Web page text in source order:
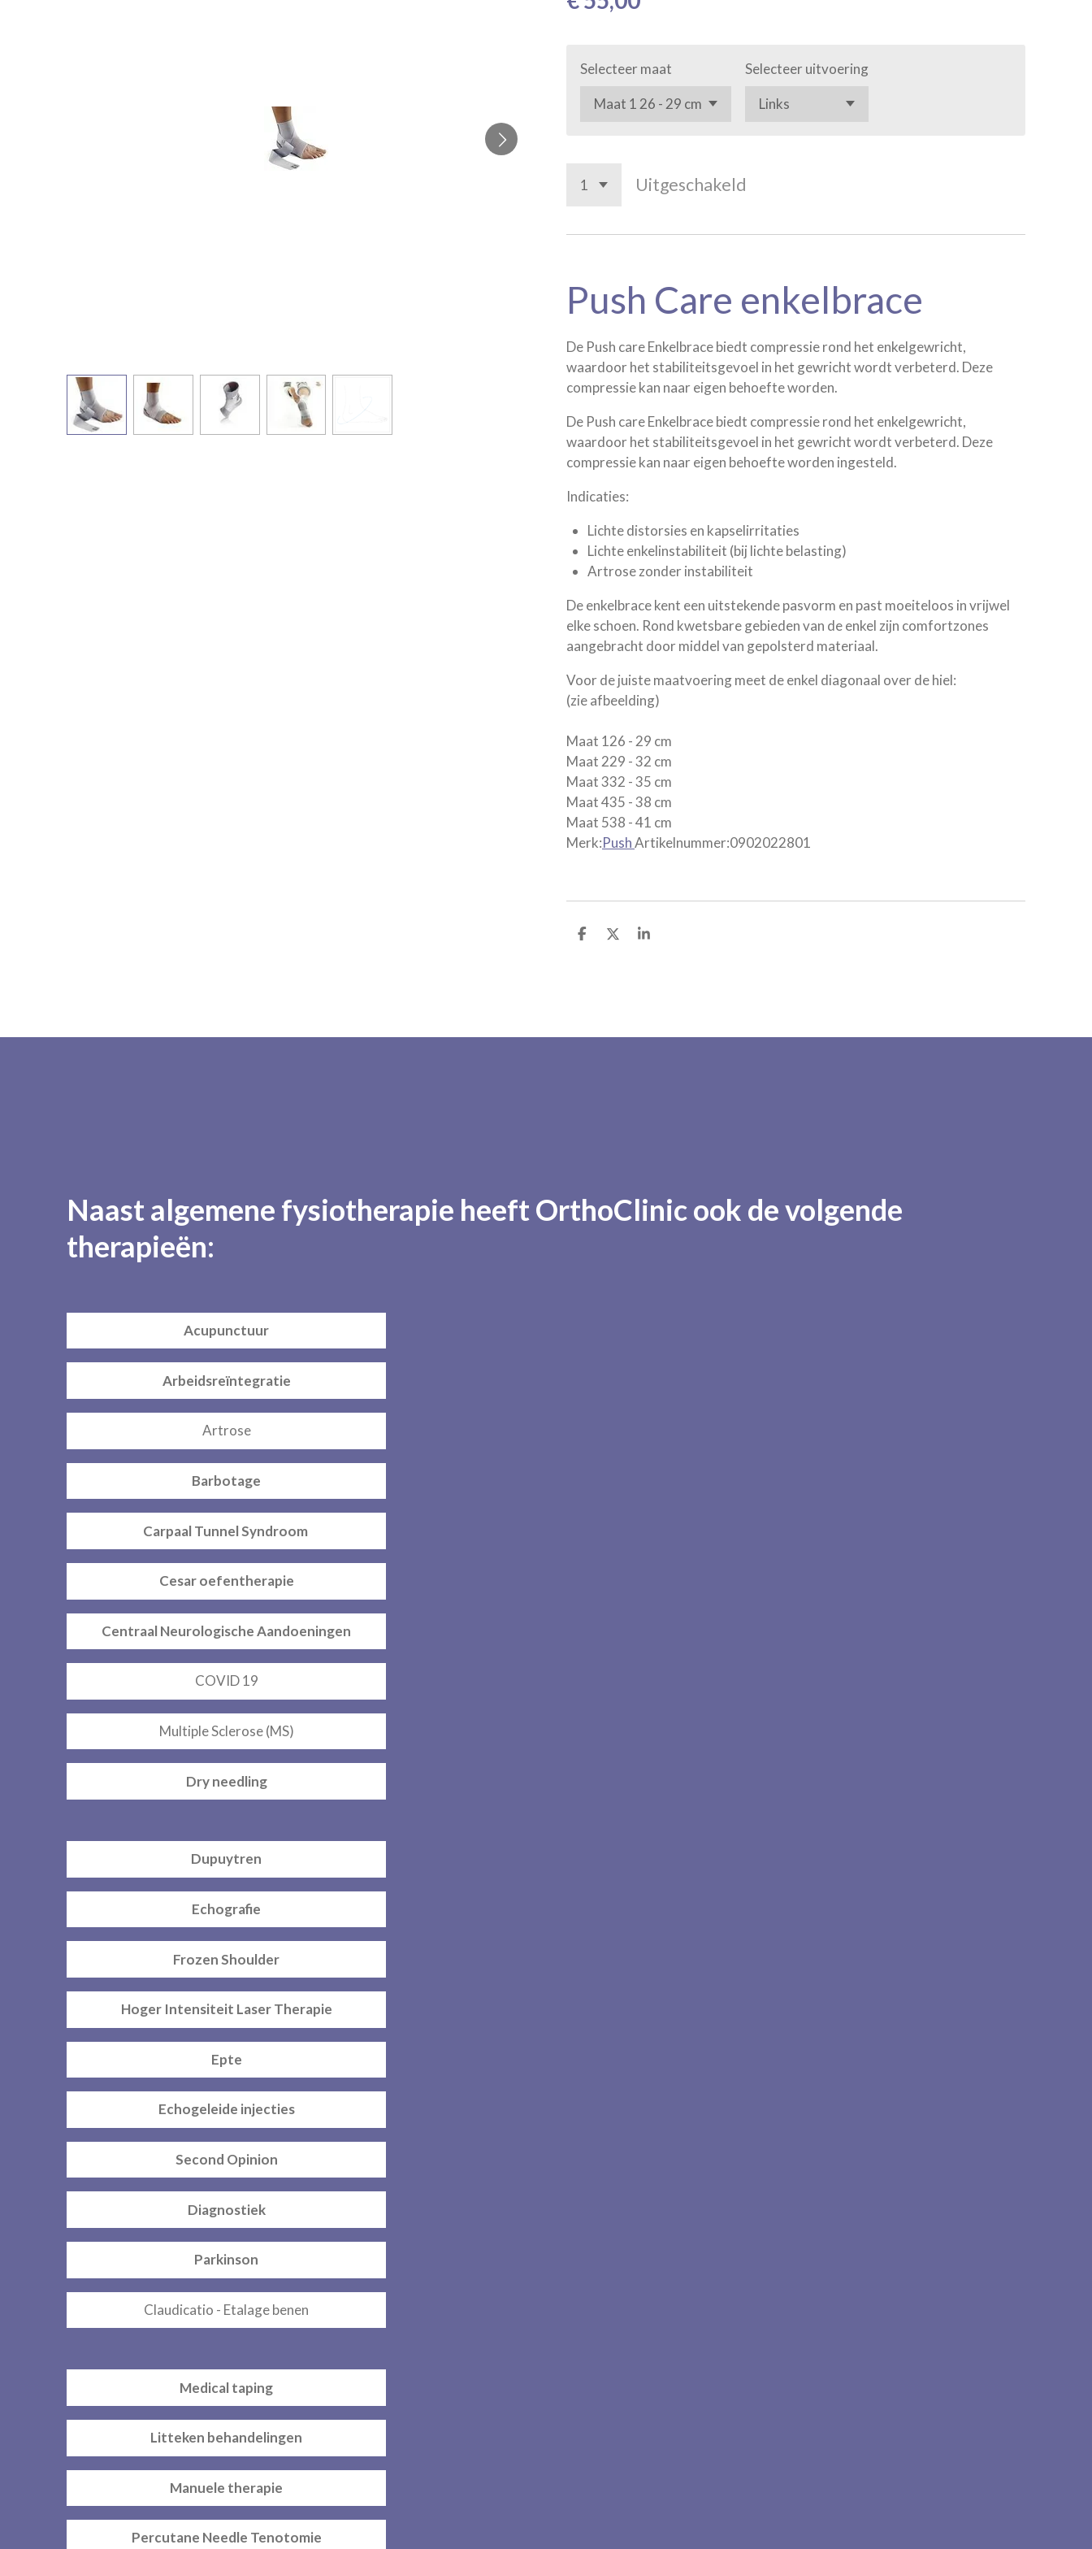
Selecteer maat Selecteer uitvoering
Uitgeschakeld
Push Care enkelbrace
De Push care Enkelbrace biedt compressie rond het enkelgewricht,
waardoor het stabiliteitsgevoel in het gewricht wordt verbeterd. Deze
compressie kan naar eigen behoefte worden.
De Push care Enkelbrace biedt compressie rond het enkelgewricht,
waardoor het stabiliteitsgevoel in het gewricht wordt verbeterd. Deze
compressie kan naar eigen behoefte worden ingesteld.
Indicaties:
Lichte distorsies en kapselirritaties
Lichte enkelinstabiliteit (bij lichte belasting)
Artrose zonder instabiliteit
De enkelbrace kent een uitstekende pasvorm en past moeiteloos in vrijwel
elke schoen. Rond kwetsbare gebieden van de enkel zijn comfortzones
aangebracht door middel van gepolsterd materiaal.
Voor de juiste maatvoering meet de enkel diagonaal over de hiel:
(zie afbeelding)
Maat 126 - 29 cm
Maat 229 - 32 cm
Maat 332 - 35 cm
Maat 435 - 38 cm
Maat 538 - 41 cm
Merk:PushArtikelnummer:0902022801
D
D
S
Naast algemene fysiotherapie heeft OrthoClinic ook de volgende
therapieën:
Acupunctuur
Arbeidsreïntegratie
Artrose
Barbotage
Carpaal Tunnel Syndroom
Cesar oefentherapie
Centraal Neurologische Aandoeningen
COVID 19
Multiple Sclerose (MS)
Dry needling
Dupuytren
Echografie
Frozen Shoulder
Hoger Intensiteit Laser Therapie
Epte
Echogeleide injecties
Second Opinion
Diagnostiek
Parkinson
Claudicatio - Etalage benen
Medical taping
Litteken behandelingen
Manuele therapie
Percutane Needle Tenotomie